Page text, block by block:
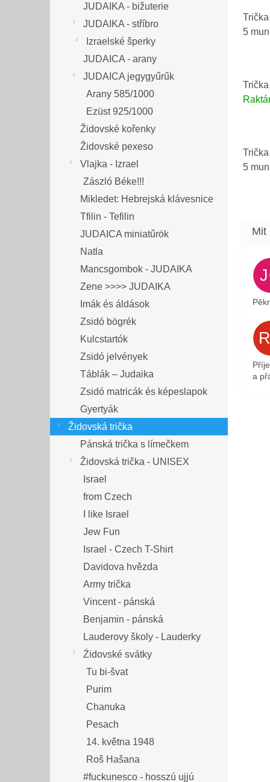
JUDAIKA - bižuterie
JUDAIKA - stříbro
Izraelské šperky
JUDAICA - arany
JUDAICA jegygyűrűk
Arany 585/1000
Ezüst 925/1000
Židovské kořenky
Židovské pexeso
Vlajka - Izrael
Zászló Béke!!!
Mikledet: Hebrejská klávesnice
Tfilin - Tefilin
JUDAICA miniatűrök
Natla
Mancsgombok - JUDAIKA
Zene >>>> JUDAIKA
Imák és áldások
Zsidó bögrék
Kulcstartók
Zsidó jelvények
Táblák – Judaika
Zsidó matricák és képeslapok
Gyertyák
Židovská trička
Pánská trička s límečkem
Židovská trička - UNISEX
Israel
from Czech
I like Israel
Jew Fun
Israel - Czech T-Shirt
Davidova hvězda
Army trička
Vincent - pánská
Benjamin - pánská
Lauderovy školy - Lauderky
Źidovské svátky
Tu bi-švat
Purim
Chanuka
Pesach
14. května 1948
Roš Hašana
#fuckunesco - hosszú ujjú
5
5
a